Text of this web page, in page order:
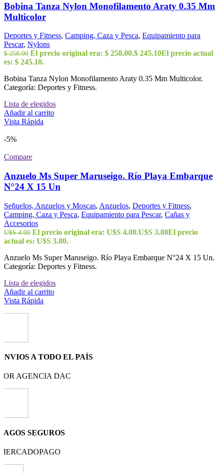
Bobina Tanza Nylon Monofilamento Araty 0.35 Mm
Multicolor
Deportes y Fitness, Camping, Caza y Pesca, Equipamiento para
Pescar, Nylons
$258.00 El precio original era: $ 258.00.$ 245.10El precio actual
es: $ 245.10.
Bobina Tanza Nylon Monofilamento Araty 0.35 Mm Multicolor.
Categoría: Deportes y Fitness.
Lista de elegidos
Añadir al carrito
Vista Rápida
-5%
Compare
Anzuelo Ms Super Maruseigo. Río Playa Embarque
N°24 X 15 Un
Señuelos, Anzuelos y Moscas, Anzuelos, Deportes y Fitness,
Camping, Caza y Pesca, Equipamiento para Pescar, Cañas y
Accesorios
U$S4.00 El precio original era: U$S 4.00.U$S 3.80El precio
actual es: U$S 3.80.
Anzuelo Ms Super Maruseigo. Río Playa Embarque N°24 X 15 Un.
Categoría: Deportes y Fitness.
Lista de elegidos
Añadir al carrito
Vista Rápida
A TODO EL PAÍS
AGENCIA DAC
SEGUROS